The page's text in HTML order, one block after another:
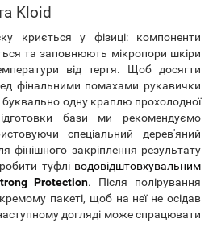
Kloid
криється у фізиці: компоненти
та заповнюють мікропори шкіри
від тертя. Щоб досягти
фінальними помахами рукавички
буквально одну краплю прохолодної
бази ми рекомендуємо
спеціальний дерев'яний
фінішного закріплення результату
туфлі водовідштовхувальним
Protection. Після полірування
пакеті, щоб на неї не осідав
догляді може спрацювати